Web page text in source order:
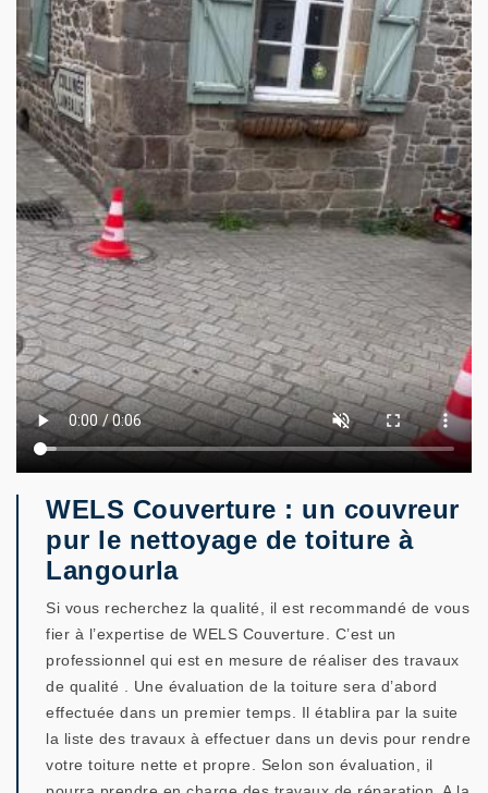
WELS Couverture : un couvreur
pur le nettoyage de toiture à
Langourla
Si vous recherchez la qualité, il est recommandé de vous
fier à l’expertise de WELS Couverture. C’est un
professionnel qui est en mesure de réaliser des travaux
de qualité . Une évaluation de la toiture sera d’abord
effectuée dans un premier temps. Il établira par la suite
la liste des travaux à effectuer dans un devis pour rendre
votre toiture nette et propre. Selon son évaluation, il